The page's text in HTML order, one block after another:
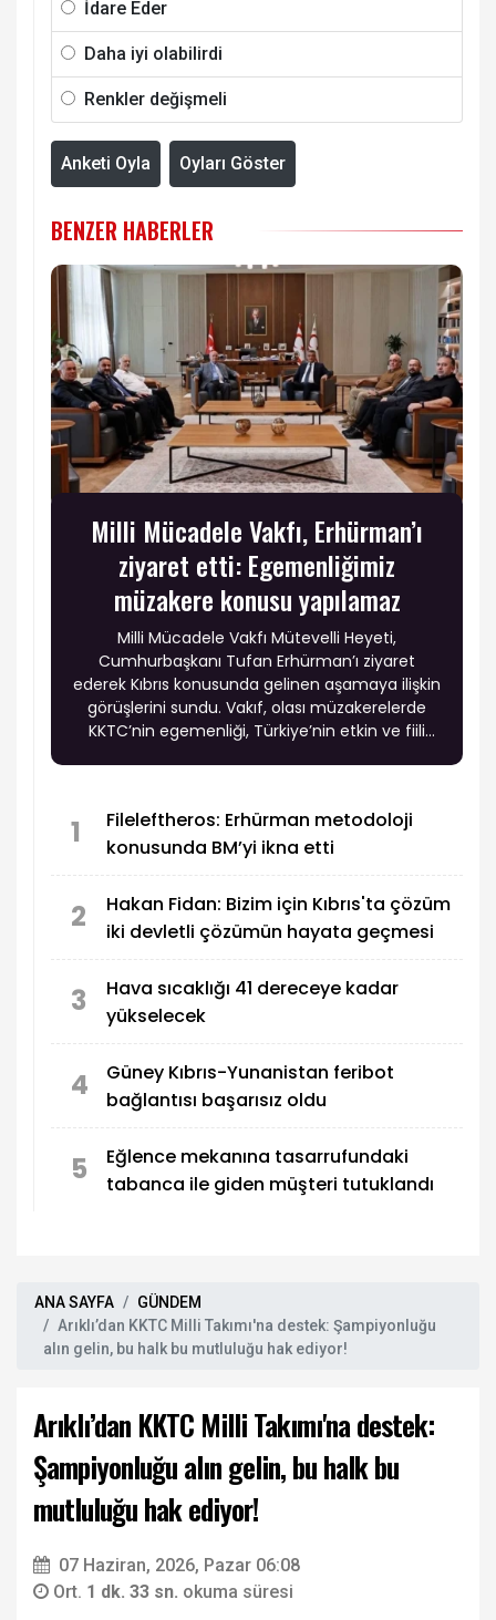
İdare Eder
Daha iyi olabilirdi
Renkler değişmeli
Anketi Oyla Oyları Göster
BENZER HABERLER
Milli Mücadele Vakfı, Erhürman’ı
ziyaret etti: Egemenliğimiz
müzakere konusu yapılamaz
Milli Mücadele Vakfı Mütevelli Heyeti,
Cumhurbaşkanı Tufan Erhürman’ı ziyaret
ederek Kıbrıs konusunda gelinen aşamaya ilişkin
görüşlerini sundu. Vakıf, olası müzakerelerde
KKTC’nin egemenliği, Türkiye’nin etkin ve fiili
sürmesi halinde KKTC’nin tanınmasına yönelik
adımların gündeme taşınmasını istedi.
1
Fileleftheros: Erhürman metodoloji
konusunda BM’yi ikna etti
2
Hakan Fidan: Bizim için Kıbrıs'ta çözüm
iki devletli çözümün hayata geçmesi
3
Hava sıcaklığı 41 dereceye kadar
yükselecek
4
Güney Kıbrıs-Yunanistan feribot
bağlantısı başarısız oldu
5
Eğlence mekanına tasarrufundaki
tabanca ile giden müşteri tutuklandı
ANA SAYFA
GÜNDEM
Arıklı’dan KKTC Milli Takımı'na destek: Şampiyonluğu
alın gelin, bu halk bu mutluluğu hak ediyor!
Arıklı’dan KKTC Milli Takımı'na destek:
Şampiyonluğu alın gelin, bu halk bu
mutluluğu hak ediyor!
07 Haziran, 2026, Pazar 06:08
Ort. 1 dk. 33 sn. okuma süresi